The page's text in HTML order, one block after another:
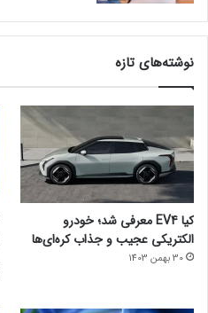
نوشته‌های تازه
کیا EV4 معرفی شد؛ خودرو
الکتریکی عجیب و جذاب کره‌ای‌ها
30 بهمن 1403